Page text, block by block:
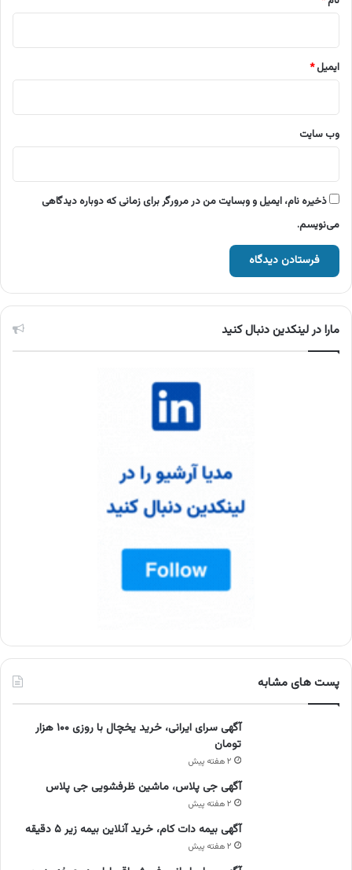
ایمیل*
وب‌ سایت
ذخیره نام، ایمیل و وبسایت من در مرورگر برای زمانی که دوباره دیدگاهی
می‌نویسم.
مارا در لینکدین دنبال کنید
پست های مشابه
آگهی سرای ایرانی، خرید یخچال با روزی ۱۰۰ هزار
تومان
۲ هفته پیش
آگهی جی پلاس، ماشین ظرفشویی جی پلاس
۲ هفته پیش
آگهی بیمه دات کام، خرید آنلاین بیمه زیر ۵ دقیقه
۲ هفته پیش